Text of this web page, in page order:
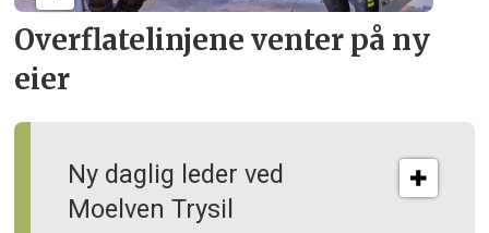
Overflate­linjene venter på ny
eier
Ny daglig leder ved
Moelven Trysil